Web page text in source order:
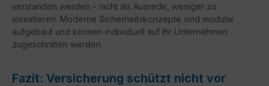
verstanden werden – nicht als Ausrede, weniger zu
investieren. Moderne Sicherheitskonzepte sind modular
aufgebaut und können individuell auf Ihr Unternehmen
zugeschnitten werden.
Fazit: Versicherung schützt nicht vor